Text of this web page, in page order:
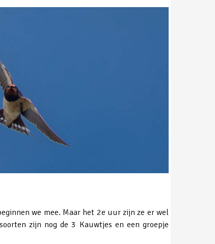
we mee. Maar het 2e uur zijn ze er wel
zijn nog de 3 Kauwtjes en een groepje